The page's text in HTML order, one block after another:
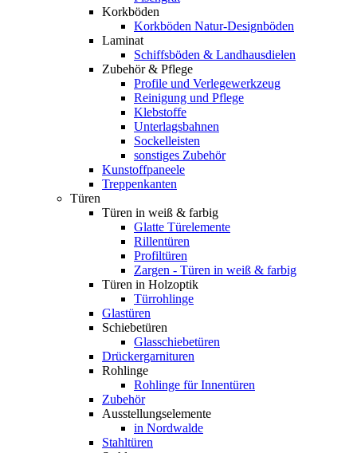
Korkböden
Korkböden Natur-Designböden
Laminat
Schiffsböden & Landhausdielen
Zubehör & Pflege
Profile und Verlegewerkzeug
Reinigung und Pflege
Klebstoffe
Unterlagsbahnen
Sockelleisten
sonstiges Zubehör
Kunstoffpaneele
Treppenkanten
Türen
Türen in weiß & farbig
Glatte Türelemente
Rillentüren
Profiltüren
Zargen - Türen in weiß & farbig
Türen in Holzoptik
Türrohlinge
Glastüren
Schiebetüren
Glasschiebetüren
Drückergarnituren
Rohlinge
Rohlinge für Innentüren
Zubehör
Ausstellungselemente
in Nordwalde
Stahltüren